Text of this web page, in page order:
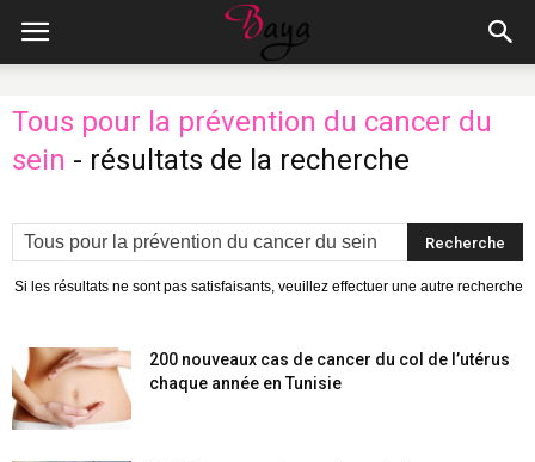
Tous pour la prévention du cancer du
sein - résultats de la recherche
Si les résultats ne sont pas satisfaisants, veuillez effectuer une autre recherche
200 nouveaux cas de cancer du col de l’utérus
chaque année en Tunisie